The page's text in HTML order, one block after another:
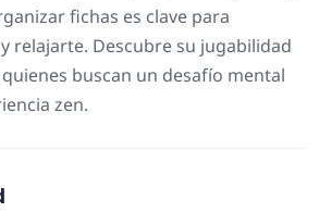
fichas es clave para
relajarte. Descubre su jugabilidad
buscan un desafío mental
zen.